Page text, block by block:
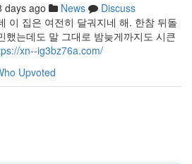
days ago News
Discuss
이 집은 여전히 달궈지네 해. 한참 뒤돌
했는데도 말 그대로 밤늦게까지도 시큰
xn--ig3bz76a.com/
Upvoted